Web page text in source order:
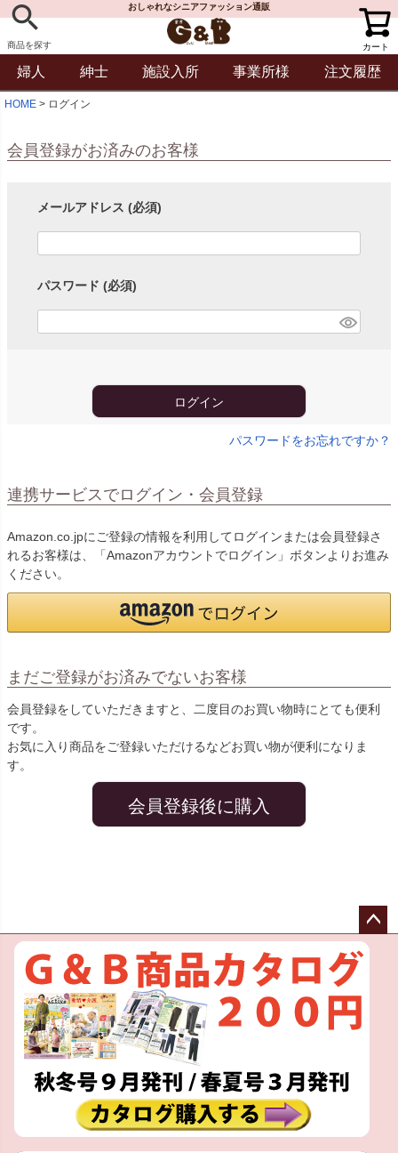
商品を探す
おしゃれなシニアファッション通販
カート
婦人 紳士 施設入所 事業所様 注文履歴
HOME ログイン
会員登録がお済みのお客様
メールアドレス (必須)
パスワード (必須)
ログイン
パスワードをお忘れですか？
連携サービスでログイン・会員登録
Amazon.co.jpにご登録の情報を利用してログインまたは会員登録さ
れるお客様は、「Amazonアカウントでログイン」ボタンよりお進み
ください。
まだご登録がお済みでないお客様
会員登録をしていただきますと、二度目のお買い物時にとても便利
です。
お気に入り商品をご登録いただけるなどお買い物が便利になりま
す。
会員登録後に購入
ペー
へ